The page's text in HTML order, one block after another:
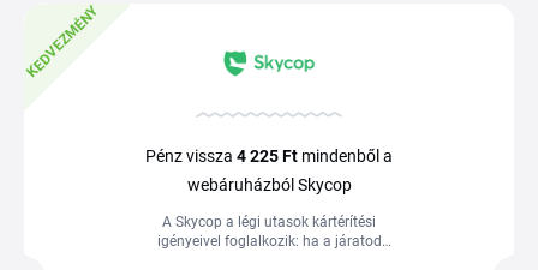
veheted igénybe az ügyintézést, így kevesebbet fizetsz a
sikeres igény után. Az aktuális kódokat és akciókat ezen az
járat adatait, a Skycop pedig átveszi a légitársasággal való
sikeres. A megfelelő Skycop kupon beváltásával az amúgy
is kényelmes folyamat még olcsóbbá válik.
KEDVEZMÉNY
Pénz vissza 4225 Ft mindenből a
webáruházból Skycop
A Skycop a légi utasok kártérítési
igényeivel foglalkozik: ha a járatod